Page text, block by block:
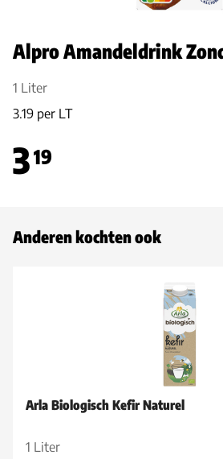
Alpro Amandeldrink
1 Liter
3.19 per LT
319
Anderen kochten ook
Arla Biologisch Kefir Naturel
1 Liter